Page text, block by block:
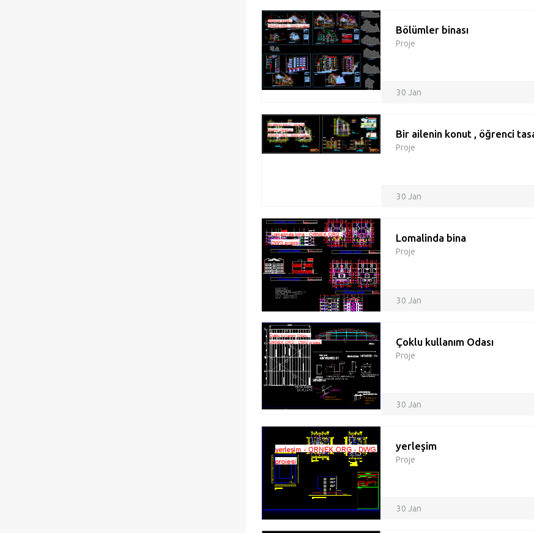
Bölümler binası
Proje
30 Jan
Bir ailenin konut , öğrenci
Proje
30 Jan
Lomalinda bina
Proje
30 Jan
Çoklu kullanım Odası
Proje
30 Jan
yerleşim
Proje
30 Jan